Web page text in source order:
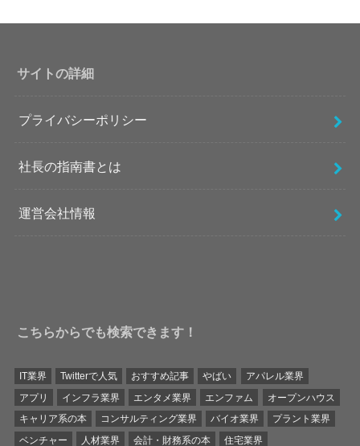
サイトの詳細
プライバシーポリシー
社長の指南書とは
運営会社情報
こちらからでも検索できます！
IT業界 Twitterで人気 おすすめ記事 やばい
アパレル業界
アプリ
インフラ業界 エンタメ業界 エンファム
オープンハウス
キャリア系の本
コンサルティング業界 バイオ業界
プラント業界
ベンチャー
人材業界 会計・財務系の本 住宅業界